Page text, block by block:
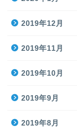
2019年12月
2019年11月
2019年10月
2019年9月
2019年8月